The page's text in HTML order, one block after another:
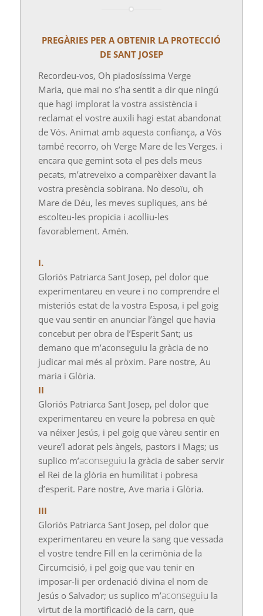
PREGÀRIES PER A OBTENIR LA PROTECCIÓ
DE SANT JOSEP
Recordeu-vos, Oh piadosíssima Verge
Maria, que mai no s’ha sentit a dir que ningú
que hagi implorat la vostra assistència i
reclamat el vostre auxili hagi estat abandonat
de Vós. Animat amb aquesta confiança, a Vós
també recorro, oh Verge Mare de les Verges. i
encara que gemint sota el pes dels meus
pecats, m’atreveixo a comparèixer davant la
vostra presència sobirana. No desoïu, oh
Mare de Déu, les meves supliques, ans bé
escolteu-les propicia i acolliu-les
favorablement. Amén.
I.
Gloriós Patriarca Sant Josep, pel dolor que
experimentareu en veure i no comprendre el
misteriós estat de la vostra Esposa, i pel goig
que vau sentir en anunciar l’àngel que havia
concebut per obra de l’Esperit Sant; us
demano que m’aconseguiu la gràcia de no
judicar mai més al pròxim. Pare nostre, Au
maria i Glòria.
II
Gloriós Patriarca Sant Josep, pel dolor que
experimentareu en veure la pobresa en què
va néixer Jesús, i pel goig que vàreu sentir en
veure’l adorat pels àngels, pastors i Mags; us
suplico m’aconseguiu la gràcia de saber servir
el Rei de la glòria en humilitat i pobresa
d’esperit. Pare nostre, Avemaria i Glòria.
III
Gloriós Patriarca Sant Josep, pel dolor que
experimentareu en veure la sang que vessada
el vostre tendre Fill en la cerimònia de la
Circumcisió, i pel goig que vau tenir en
imposar-li per ordenació divina el nom de
Jesús o Salvador; us suplico m’aconseguiu la
virtut de la mortificació de la carn, que